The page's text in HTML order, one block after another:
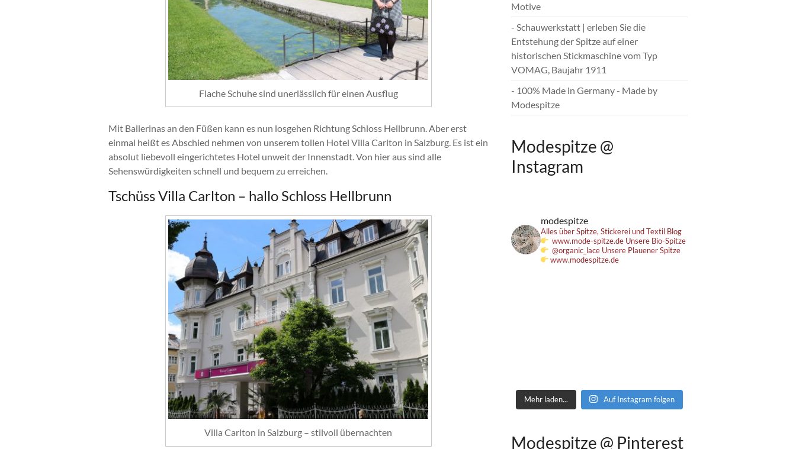
Flache Schuhe sind unerlässlich für einen Ausflug
Mit Ballerinas an den Füßen kann es nun losgehen Richtung Schloss Hellbrunn. Aber erst
einmal heißt es Abschied nehmen von unserem tollen Hotel Villa Carlton in Salzburg. Es ist ein
absolut liebevoll eingerichtetes Hotel unweit der Innenstadt. Von hier aus sind alle
Sehenswürdigkeiten schnell und bequem zu erreichen.
Tschüss Villa Carlton – hallo Schloss Hellbrunn
Villa Carlton in Salzburg – stilvoll übernachten
Motive
- Schauwerkstatt | erleben Sie die
Entstehung der Spitze auf einer
historischen Stickmaschine vom Typ
VOMAG, Baujahr 1911
- 100% Made in Germany - Made by
Modespitze
Modespitze @
Instagram
modespitze
Alles über Spitze, Stickerei und TextilBlog
www.mode-spitze.deUnsere Bio-Spitze
@organic_lace Unsere Plauener Spitze
www.modespitze.de
Mehr laden... Auf Instagram folgen
Modespitze @ Pinterest